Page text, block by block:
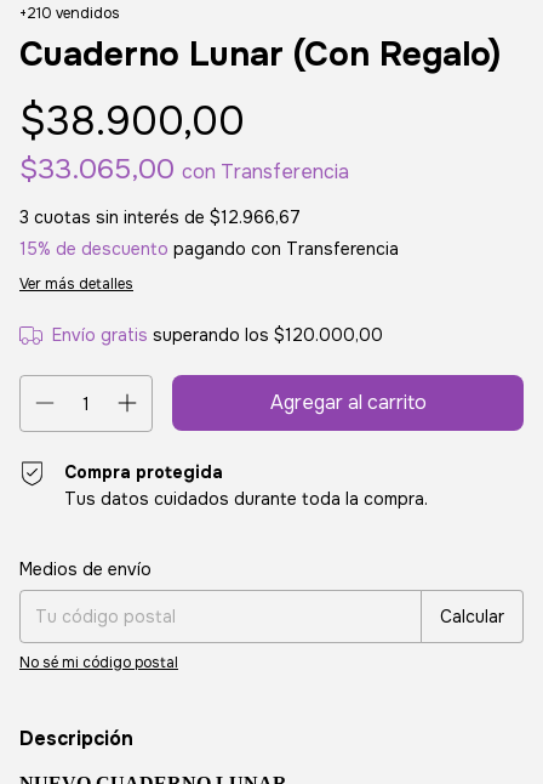
+210 vendidos
Cuaderno Lunar (Con Regalo)
$38.900,00
$33.065,00 con Transferencia
3 cuotas sin interés de $12.966,67
15% de descuento pagando con Transferencia
Ver más detalles
Envío gratis superando los $120.000,00
Compra protegida
Tus datos cuidados durante toda la compra.
Entregas para el CP:
Medios de envío
Calcular
No sé mi código postal
Descripción